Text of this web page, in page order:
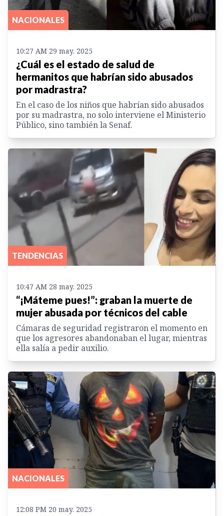
NACIONALES
10:27 AM 29 may. 2025
¿Cuál es el estado de salud de
hermanitos que habrían sido abusados
por madrastra?
En el caso de los niños que habrían sido abusados
por su madrastra, no solo interviene el Ministerio
Público, sino también la Senaf.
TENDENCIAS
10:47 AM 28 may. 2025
“¡Máteme pues!”: graban la muerte de
mujer abusada por técnicos del cable
Cámaras de seguridad registraron el momento en
que los agresores abandonaban el lugar, mientras
ella salía a pedir auxilio.
NACIONALES
12:08 PM 20 may. 2025